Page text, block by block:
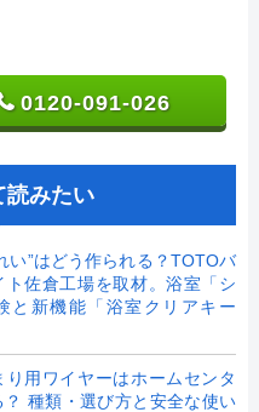
0120-091-026
読みたい
い”はどう作られる？TOTOバ
ト佐倉工場を取材。浴室「シ
と新機能「浴室クリアキー
り用ワイヤーはホームセンタ
？ 種類・選び方と安全な使い